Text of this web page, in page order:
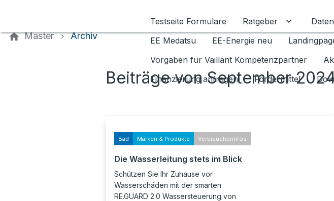
Testseite Formulare
Ratgeber
EE Medatsu
EE-Energie neu
Vorgaben für Vaillant Kompetenzpartner
Finanzierung anfragen
Fördermittel
Master Archiv
Beiträge von September
Bad Marken & Produkte Verbraucherinfos
Die Wasserleitung stets im Blick
Schützen Sie Ihr Zuhause vor
Wasserschäden mit der smarten
RE.GUARD 2.0 Wassersteuerung von